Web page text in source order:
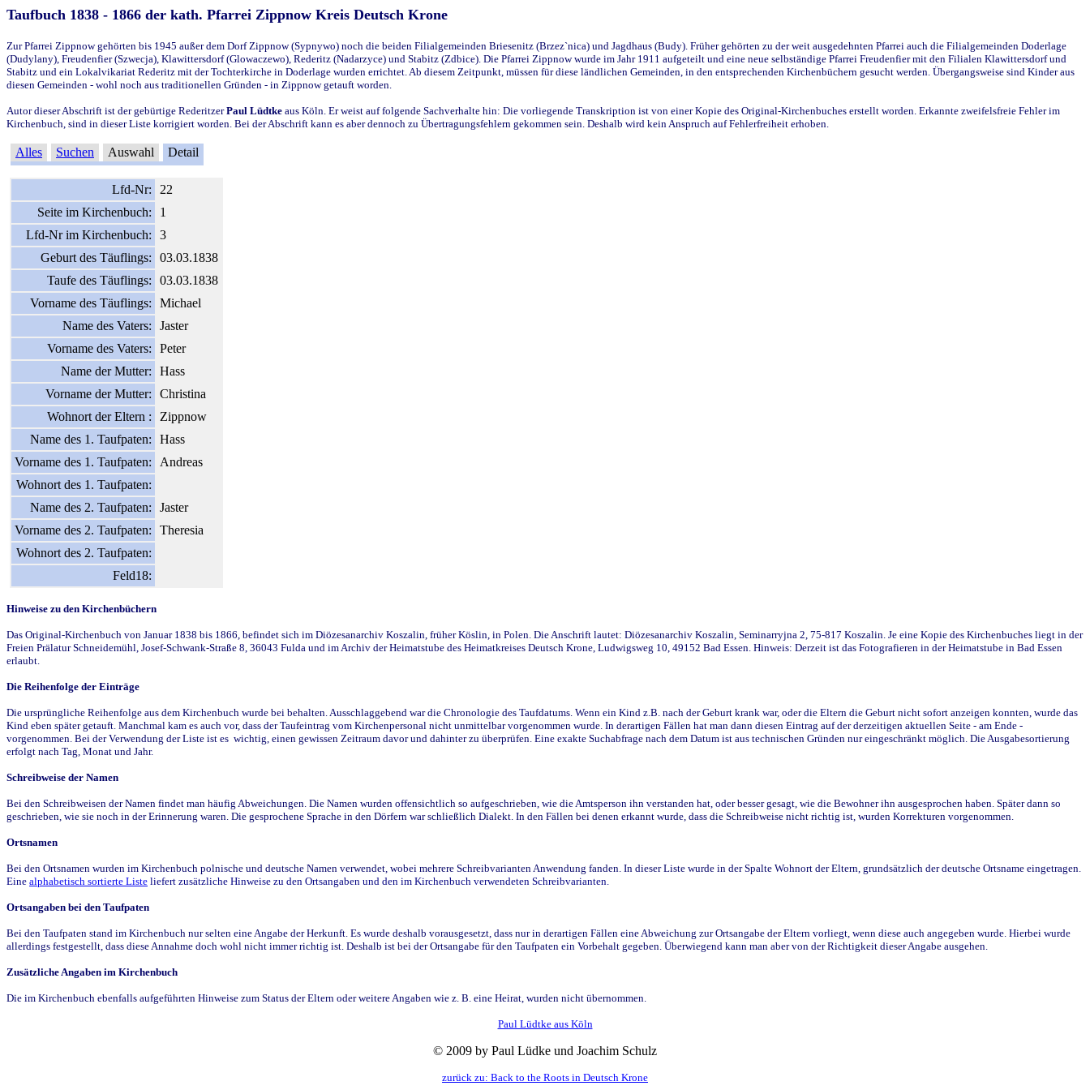
Taufbuch 1838 - 1866 der kath. Pfarrei Zippnow Kreis Deutsch Krone
Zur Pfarrei Zippnow gehörten bis 1945 außer dem Dorf Zippnow (Sypnywo) noch die beiden Filialgemeinden Briesenitz (Brzez`nica) und Jagdhaus (Budy). Früher gehörten zu der weit ausgedehnten Pfarrei auch die Filialgemeinden Doderlage
(Dudylany), Freudenfier (Szwecja), Klawittersdorf (Glowaczewo), Rederitz (Nadarzyce) und Stabitz (Zdbice). Die Pfarrei Zippnow wurde im Jahr 1911 aufgeteilt und eine neue selbständige Pfarrei Freudenfier mit den Filialen Klawittersdorf und
Stabitz und ein Lokalvikariat Rederitz mit der Tochterkirche in Doderlage wurden errichtet. Ab diesem Zeitpunkt, müssen für diese ländlichen Gemeinden, in den entsprechenden Kirchenbüchern gesucht werden. Übergangsweise sind Kinder aus
diesen Gemeinden - wohl noch aus traditionellen Gründen - in Zippnow getauft worden.
Autor dieser Abschrift ist der gebürtige RederitzerPaul Lüdtke aus Köln. Er weist auf folgende Sachverhalte hin: Die vorliegende Transkription ist von einer Kopie des Original-Kirchenbuches erstellt worden. Erkannte zweifelsfreie Fehler im
Kirchenbuch, sind in dieser Liste korrigiert worden. Bei der Abschrift kann es aber dennoch zu Übertragungsfehlern gekommen sein. Deshalb wird kein Anspruch auf Fehlerfreiheit erhoben.
Alles Suchen Auswahl Detail
Lfd-Nr:
22
Seite im Kirchenbuch:
1
Lfd-Nr im Kirchenbuch:
3
Geburt des Täuflings:
03.03.1838
Taufe des Täuflings:
03.03.1838
Vorname des Täuflings:
Michael
Name des Vaters:
Jaster
Vorname des Vaters:
Peter
Name der Mutter:
Hass
Vorname der Mutter:
Christina
Wohnort der Eltern :
Zippnow
Name des 1. Taufpaten:
Hass
Vorname des 1. Taufpaten:
Andreas
Wohnort des 1. Taufpaten:
Name des 2. Taufpaten:
Jaster
Vorname des 2. Taufpaten:
Theresia
Wohnort des 2. Taufpaten:
Feld18:
Hinweise zu den Kirchenbüchern
Das Original-Kirchenbuch von Januar 1838 bis 1866, befindet sich im Diözesanarchiv Koszalin, früher Köslin, in Polen. Die Anschrift lautet: Diözesanarchiv Koszalin, Seminarryjna 2, 75-817 Koszalin. Je eine Kopie des Kirchenbuches liegt in der
Freien Prälatur Schneidemühl, Josef-Schwank-Straße 8, 36043 Fulda und im Archiv der Heimatstube des Heimatkreises Deutsch Krone, Ludwigsweg 10, 49152 Bad Essen. Hinweis: Derzeit ist das Fotografieren in der Heimatstube in Bad Essen
erlaubt.
Die Reihenfolge der Einträge
Die ursprüngliche Reihenfolge aus dem Kirchenbuch wurde bei behalten. Ausschlaggebend war die Chronologie des Taufdatums. Wenn ein Kind z.B. nach der Geburt krank war, oder die Eltern die Geburt nicht sofort anzeigen konnten, wurde das
Kind eben später getauft. Manchmal kam es auch vor, dass der Taufeintrag vom Kirchenpersonal nicht unmittelbar vorgenommen wurde. In derartigen Fällen hat man dann diesen Eintrag auf der derzeitigen aktuellen Seite - am Ende -
vorgenommen. Bei der Verwendung der Liste ist es wichtig, einen gewissen Zeitraum davor und dahinter zu überprüfen. Eine exakte Suchabfrage nach dem Datum ist aus technischen Gründen nur eingeschränkt möglich. Die Ausgabesortierung
erfolgt nach Tag, Monat und Jahr.
Schreibweise der Namen
Bei den Schreibweisen der Namen findet man häufig Abweichungen. Die Namen wurden offensichtlich so aufgeschrieben, wie die Amtsperson ihn verstanden hat, oder besser gesagt, wie die Bewohner ihn ausgesprochen haben. Später dann so
geschrieben, wie sie noch in der Erinnerung waren. Die gesprochene Sprache in den Dörfern war schließlich Dialekt. In den Fällen bei denen erkannt wurde, dass die Schreibweise nicht richtig ist, wurden Korrekturen vorgenommen.
Ortsnamen
Bei den Ortsnamen wurden im Kirchenbuch polnische und deutsche Namen verwendet, wobei mehrere Schreibvarianten Anwendung fanden. In dieser Liste wurde in der Spalte Wohnort der Eltern, grundsätzlich der deutsche Ortsname eingetragen.
Eine alphabetisch sortierte Liste liefert zusätzliche Hinweise zu den Ortsangaben und den im Kirchenbuch verwendeten Schreibvarianten.
Ortsangaben bei den Taufpaten
Bei den Taufpaten stand im Kirchenbuch nur selten eine Angabe der Herkunft. Es wurde deshalb vorausgesetzt, dass nur in derartigen Fällen eine Abweichung zur Ortsangabe der Eltern vorliegt, wenn diese auch angegeben wurde. Hierbei wurde
allerdings festgestellt, dass diese Annahme doch wohl nicht immer richtig ist. Deshalb ist bei der Ortsangabe für den Taufpaten ein Vorbehalt gegeben. Überwiegend kann man aber von der Richtigkeit dieser Angabe ausgehen.
Zusätzliche Angaben im Kirchenbuch
Die im Kirchenbuch ebenfalls aufgeführten Hinweise zum Status der Eltern oder weitere Angaben wie z. B. eine Heirat, wurden nicht übernommen.
Paul Lüdtke aus Köln
© 2009 by Paul Lüdke und Joachim Schulz
zurück zu: Back to the Roots in Deutsch Krone